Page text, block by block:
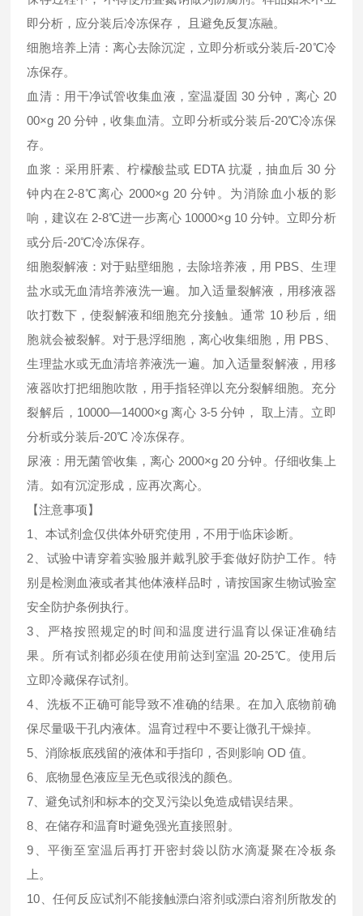
即分析，应分装后冷冻保存， 且避免反复冻融。
细胞培养上清：离心去除沉淀，立即分析或分装后-20℃冷
冻保存。
血清：用干净试管收集血液，室温凝固 30 分钟，离心 20
00×g 20 分钟，收集血清。立即分析或分装后-20℃冷冻保
存。
血浆：采用肝素、柠檬酸盐或 EDTA 抗凝，抽血后 30 分
钟内在2-8℃离心 2000×g 20 分钟。为消除血小板的影
响，建议在 2-8℃进一步离心 10000×g 10 分钟。立即分析
或分后-20℃冷冻保存。
细胞裂解液：对于贴壁细胞，去除培养液，用 PBS、生理
盐水或无血清培养液洗一遍。加入适量裂解液，用移液器
吹打数下，使裂解液和细胞充分接触。通常 10 秒后，细
胞就会被裂解。对于悬浮细胞，离心收集细胞，用 PBS、
生理盐水或无血清培养液洗一遍。加入适量裂解液，用移
液器吹打把细胞吹散，用手指轻弹以充分裂解细胞。充分
裂解后，10000—14000×g 离心 3-5 分钟， 取上清。立即
分析或分装后-20℃ 冷冻保存。
尿液：用无菌管收集，离心 2000×g 20 分钟。仔细收集上
清。如有沉淀形成，应再次离心。
【注意事项】
1、本试剂盒仅供体外研究使用，不用于临床诊断。
2、试验中请穿着实验服并戴乳胶手套做好防护工作。特
别是检测血液或者其他体液样品时，请按国家生物试验室
安全防护条例执行。
3、严格按照规定的时间和温度进行温育以保证准确结
果。所有试剂都必须在使用前达到室温 20-25℃。使用后
立即冷藏保存试剂。
4、洗板不正确可能导致不准确的结果。在加入底物前确
保尽量吸干孔内液体。温育过程中不要让微孔干燥掉。
5、消除板底残留的液体和手指印，否则影响 OD 值。
6、底物显色液应呈无色或很浅的颜色。
7、避免试剂和标本的交叉污染以免造成错误结果。
8、在储存和温育时避免强光直接照射。
9、平衡至室温后再打开密封袋以防水滴凝聚在冷板条
上。
10、任何反应试剂不能接触漂白溶剂或漂白溶剂所散发的